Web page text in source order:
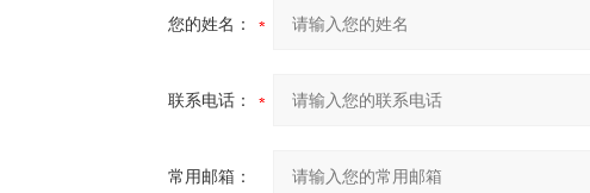
您的姓名：
联系电话：
常用邮箱：